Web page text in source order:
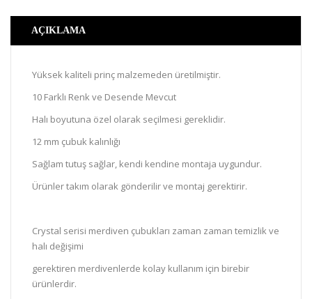
AÇIKLAMA
Yüksek kaliteli prinç malzemeden üretilmiştir.
10 Farklı Renk ve Desende Mevcut
Halı boyutuna özel olarak seçilmesi gereklidir.
12 mm çubuk kalınlığı
Sağlam tutuş sağlar, kendi kendine montaja uygundur.
Ürünler takım olarak gönderilir ve montaj gerektirir.
Crystal serisi merdiven çubukları zaman zaman temizlik ve
halı değişimi
gerektiren merdivenlerde kolay kullanım için birebir
ürünlerdir.